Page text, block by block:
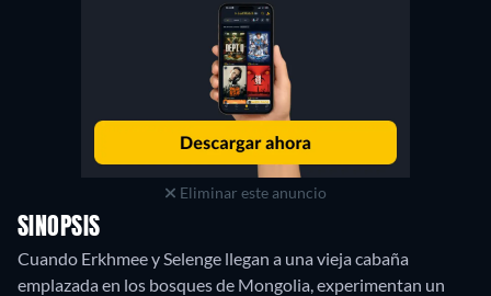
Eliminar este anuncio
SINOPSIS
Cuando Erkhmee y Selenge llegan a una vieja cabaña
emplazada en los bosques de Mongolia, experimentan un